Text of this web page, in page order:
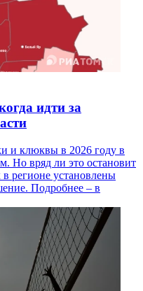
идти за
и клюквы в 2026 году в
Но вряд ли это остановит
регионе установлены
Подробнее – в